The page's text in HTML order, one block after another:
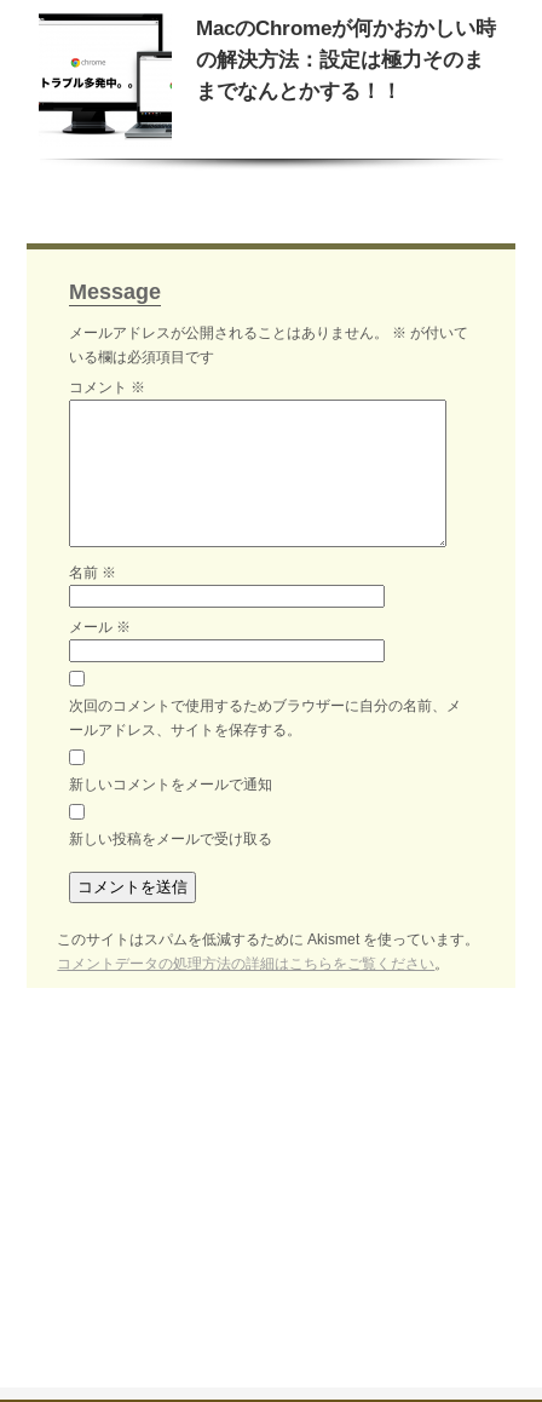
MacのChromeが何かおかしい時
の解決方法：設定は極力そのま
までなんとかする！！
Message
メールアドレスが公開されることはありません。 ※ が付いて
いる欄は必須項目です
コメント ※
名前 ※
メール ※
次回のコメントで使用するためブラウザーに自分の名前、メ
ールアドレス、サイトを保存する。
新しいコメントをメールで通知
新しい投稿をメールで受け取る
このサイトはスパムを低減するために Akismet を使っています。
コメントデータの処理方法の詳細はこちらをご覧ください。